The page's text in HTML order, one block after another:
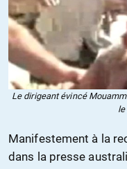
Le dirigeant évincé
le
Manifestement à la
dans la presse